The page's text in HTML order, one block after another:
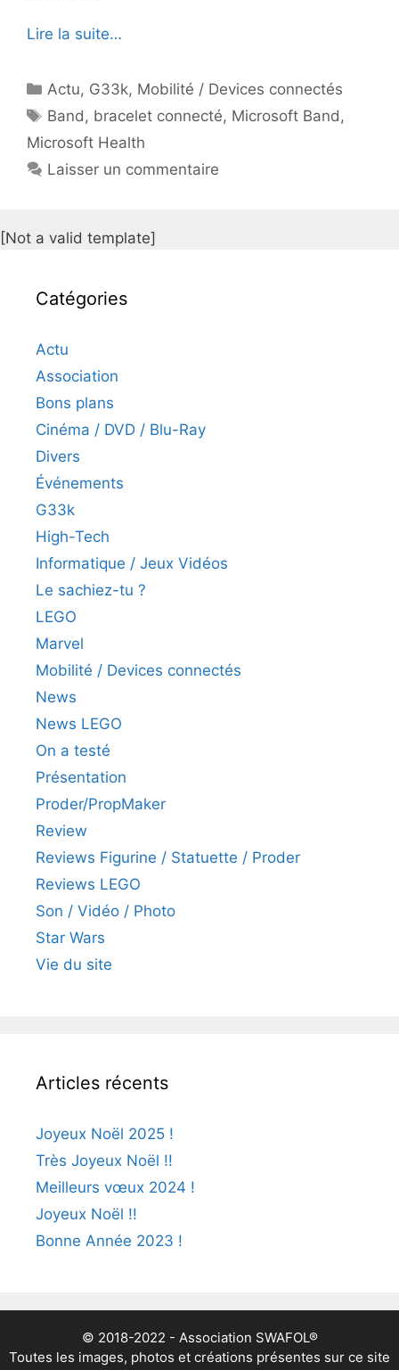
Lire la suite…
Catégories
Actu, G33k, Mobilité / Devices connectés
Étiquettes
Band, bracelet connecté, Microsoft Band,
Microsoft Health
Laisser un commentaire
[Not a valid template]
Catégories
Actu
Association
Bons plans
Cinéma / DVD / Blu-Ray
Divers
Événements
G33k
High-Tech
Informatique / Jeux Vidéos
Le sachiez-tu ?
LEGO
Marvel
Mobilité / Devices connectés
News
News LEGO
On a testé
Présentation
Proder/PropMaker
Review
Reviews Figurine / Statuette / Proder
Reviews LEGO
Son / Vidéo / Photo
Star Wars
Vie du site
Articles récents
Joyeux Noël 2025 !
Très Joyeux Noël !!
Meilleurs vœux 2024 !
Joyeux Noël !!
Bonne Année 2023 !
© 2018-2022 - Association SWAFOL®
Toutes les images, photos et créations présentes sur ce site